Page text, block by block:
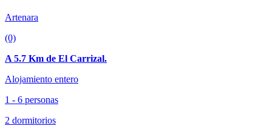
Artenara
(0)
A 5.7 Km de El Carrizal.
Alojamiento entero
1 - 6 personas
2 dormitorios